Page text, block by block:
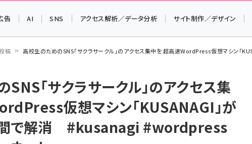
告 AI SNS アクセス解析／データ分析 サイト制作／デザイン
稿 高校生のためのSNS「サクラサークル」のアクセス集中を 超高速WordPress仮想マシン「
「サクラサークル」のアクセス集
仮想マシン「KUSANAGI」が
で解消 #kusanagi #wordpress
▼アンケートページはこちらから▼